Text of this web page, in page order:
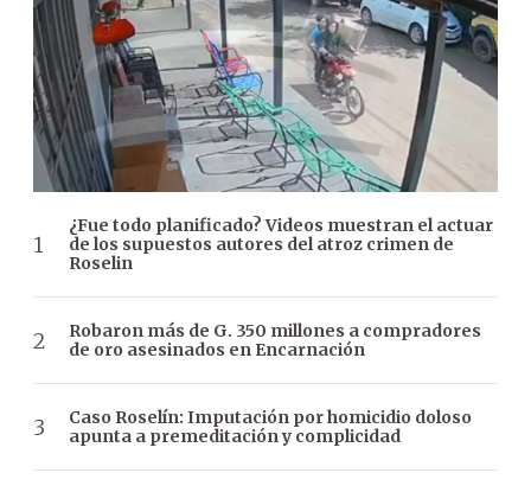
¿Fue todo planificado? Videos muestran el actuar
de los supuestos autores del atroz crimen de
Roselin
Robaron más de G. 350 millones a compradores
de oro asesinados en Encarnación
Caso Roselín: Imputación por homicidio doloso
apunta a premeditación y complicidad